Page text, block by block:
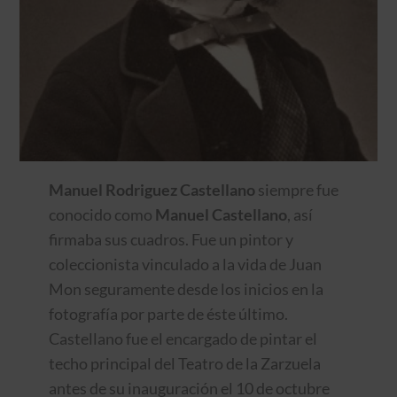
Manuel Rodriguez Castellano siempre fue
conocido como Manuel Castellano, así
firmaba sus cuadros. Fue un pintor y
coleccionista vinculado a la vida de Juan
Mon seguramente desde los inicios en la
fotografía por parte de éste último.
Castellano fue el encargado de pintar el
techo principal del Teatro de la Zarzuela
antes de su inauguración el 10 de octubre